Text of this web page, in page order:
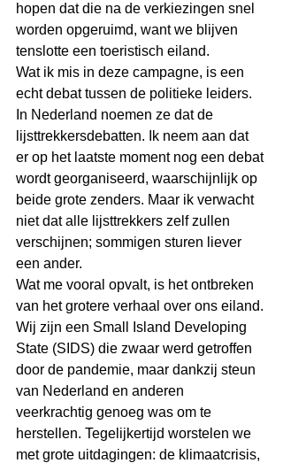
hopen dat die na de verkiezingen snel
worden opgeruimd, want we blijven
tenslotte een toeristisch eiland.
Wat ik mis in deze campagne, is een
echt debat tussen de politieke leiders.
In Nederland noemen ze dat de
lijsttrekkersdebatten. Ik neem aan dat
er op het laatste moment nog een debat
wordt georganiseerd, waarschijnlijk op
beide grote zenders. Maar ik verwacht
niet dat alle lijsttrekkers zelf zullen
verschijnen; sommigen sturen liever
een ander.
Wat me vooral opvalt, is het ontbreken
van het grotere verhaal over ons eiland.
Wij zijn een Small Island Developing
State (SIDS) die zwaar werd getroffen
door de pandemie, maar dankzij steun
van Nederland en anderen
veerkrachtig genoeg was om te
herstellen. Tegelijkertijd worstelen we
met grote uitdagingen: de klimaatcrisis,